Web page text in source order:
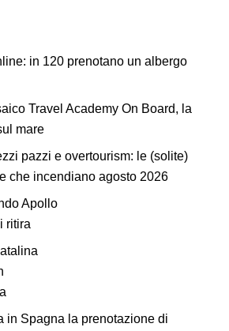
in 120 prenotano un albergo
Travel Academy On Board, la
mare
pazzi e overtourism: le (solite)
che incendiano agosto 2026
Apollo
ritira
in Spagna la prenotazione di